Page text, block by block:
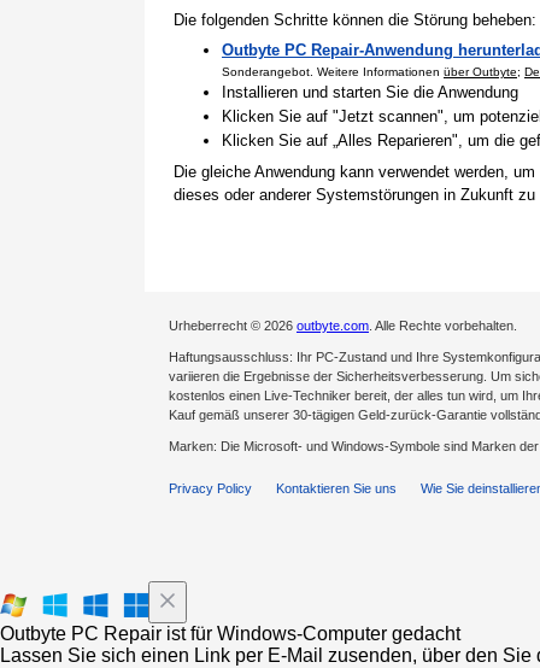
Die folgenden Schritte können die Störung beheben:
Outbyte PC Repair-Anwendung
Sonderangebot. Weitere Informationen über Outbyte;
Installieren und starten Sie die Anwendung
Klicken Sie auf "Jetzt scannen", um
Klicken Sie auf „Alles Reparieren", um die
Die gleiche Anwendung kann verwendet werden,
dieses oder anderer Systemstörungen in Zukunft zu
Urheberrecht © 2026 outbyte.com . Alle Rechte vorbehalten.
Haftungsausschluss: Ihr PC-Zustand und Ihre
variieren die Ergebnisse der Sicherheitsverbesserung. Um
kostenlos einen Live-Techniker bereit, der alles tun wird, um
Kauf gemäß unserer 30-tägigen Geld-zurück-Garantie
Marken: Die Microsoft- und Windows-Symbole sind Marken
Privacy Policy Kontaktieren Sie uns Wie Sie
Outbyte PC Repair ist für Windows-Computer gedacht
Lassen Sie sich einen Link per E-Mail zusenden, über den